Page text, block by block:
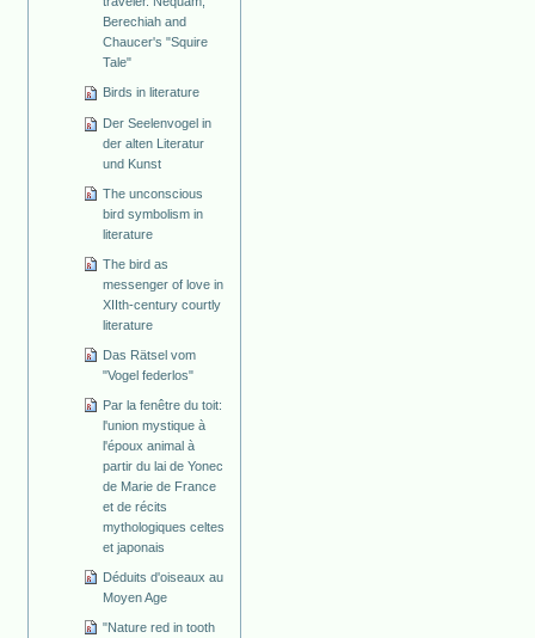
Berechiah and
Chaucer's "Squire
Tale"
Birds in literature
Der Seelenvogel in
der alten Literatur
und Kunst
The unconscious
bird symbolism in
literature
The bird as
messenger of love in
XIIth-century courtly
literature
Das Rätsel vom
"Vogel federlos"
Par la fenêtre du toit:
l'union mystique à
l'époux animal à
partir du lai de Yonec
de Marie de France
et de récits
mythologiques celtes
et japonais
Déduits d'oiseaux au
Moyen Age
"Nature red in tooth